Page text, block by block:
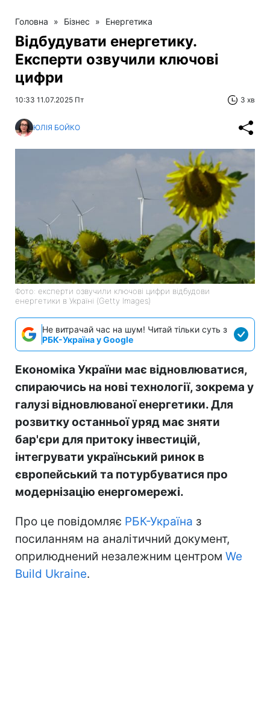
Головна » Бізнес » Енергетика
Відбудувати енергетику.
Експерти озвучили ключові
цифри
10:33 11.07.2025 Пт 3 хв
ЮЛІЯ БОЙКО
Фото: експерти озвучили ключові цифри відбудови
енергетики в Україні (Getty Images)
Не витрачай час на шум! Читай тільки суть з
РБК-Україна у Google
Економіка України має відновлюватися,
спираючись на нові технології, зокрема у
галузі відновлюваної енергетики. Для
розвитку останньої уряд має зняти
бар'єри для притоку інвестицій,
інтегрувати український ринок в
європейський та потурбуватися про
модернізацію енергомережі.
Про це повідомляє РБК-Україна з
посиланням на аналітичний документ,
оприлюднений незалежним центром We
Build Ukraine.